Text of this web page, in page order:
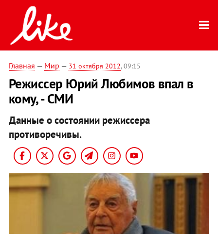
Главная — Мир — 31 октября 2012, 09:15
Режиссер Юрий Любимов впал в
кому, - СМИ
Данные о состоянии режиссера
противоречивы.